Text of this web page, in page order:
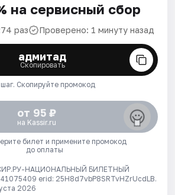
на сервисный сбор
раз Проверено: 1 минуту назад
адмитад
Скопировать
Скопируйте промокод
от 95 ₽
на Kassir.ru
билет и примените промокод
до оплаты
НАЦИОНАЛЬНЫЙ БИЛЕТНЫЙ
erid: 25H8d7vbP8SRTvHZrUcdLB.
2026